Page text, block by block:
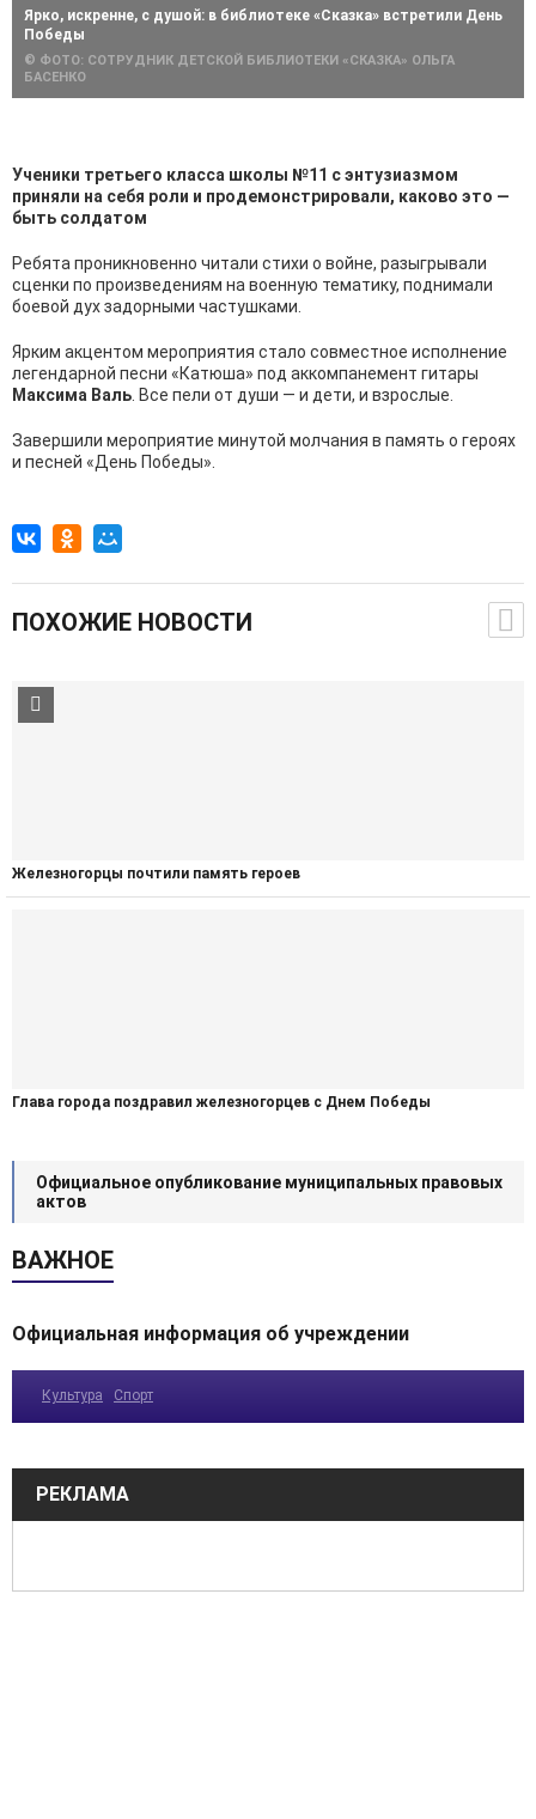
Ярко, искренне, с душой: в библиотеке «Сказка» встретили День
Победы
© ФОТО: СОТРУДНИК ДЕТСКОЙ БИБЛИОТЕКИ «СКАЗКА» ОЛЬГА
БАСЕНКО
Ученики третьего класса школы №11 с энтузиазмом
приняли на себя роли и продемонстрировали, каково это —
быть солдатом
Ребята проникновенно читали стихи о войне, разыгрывали
сценки по произведениям на военную тематику, поднимали
боевой дух задорными частушками.
Ярким акцентом мероприятия стало совместное исполнение
легендарной песни «Катюша» под аккомпанемент гитары
Максима Валь . Все пели от души — и дети, и взрослые.
Завершили мероприятие минутой молчания в память о героях
и песней «День Победы».
ПОХОЖИЕ НОВОСТИ
Железногорцы почтили память героев
Глава города поздравил железногорцев с Днем Победы
Официальное опубликование муниципальных правовых
актов
ВАЖНОЕ
Официальная информация об учреждении
Культура Спорт
РЕКЛАМА